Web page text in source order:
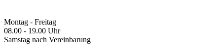
Montag - Freitag
08.00 - 19.00 Uhr
Samstag nach Vereinbarung